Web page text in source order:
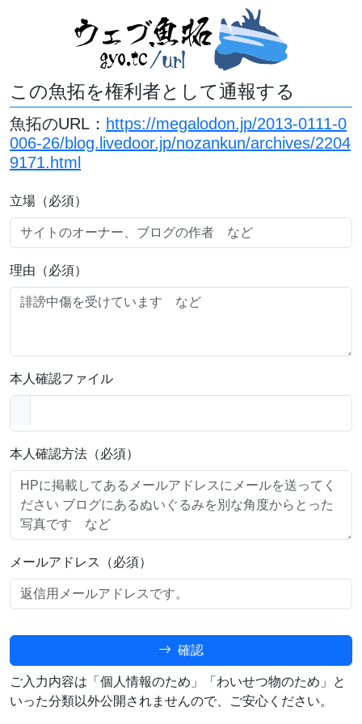
この魚拓を権利者として通報する
魚拓のURL： https://megalodon.jp/2013-0111-0
006-26/blog.livedoor.jp/nozankun/archives/2204
9171.html
立場（必須）
理由（必須）
本人確認ファイル
本人確認方法（必須）
メールアドレス（必須）
確認
ご入力内容は「個人情報のため」「わいせつ物のため」と
いった分類以外公開されませんので、ご安心ください。